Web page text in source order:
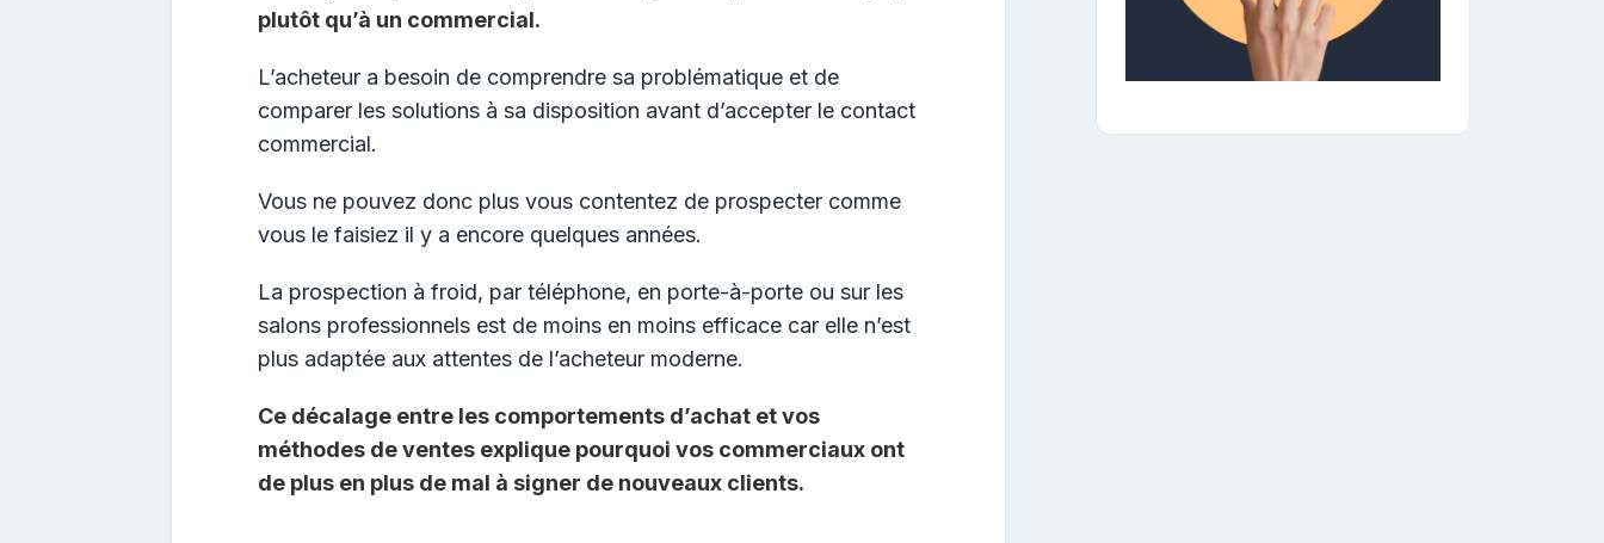
plutôt qu’à un commercial.
L’acheteur a besoin de comprendre sa problématique et de
comparer les solutions à sa disposition avant d’accepter le contact
commercial.
Vous ne pouvez donc plus vous contentez de prospecter comme
vous le faisiez il y a encore quelques années.
La prospection à froid, par téléphone, en porte-à-porte ou sur les
salons professionnels est de moins en moins efficace car elle n’est
plus adaptée aux attentes de l’acheteur moderne.
Ce décalage entre les comportements d’achat et vos
méthodes de ventes explique pourquoi vos commerciaux ont
de plus en plus de mal à signer de nouveaux clients.